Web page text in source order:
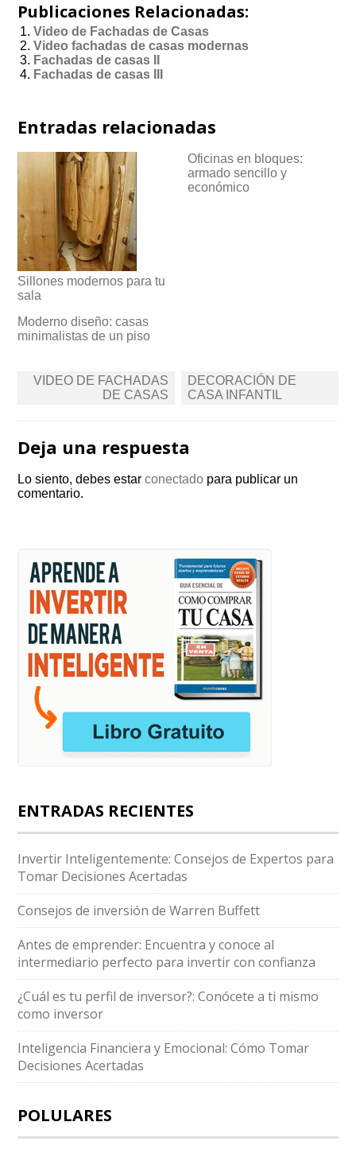
Publicaciones Relacionadas:
Video de Fachadas de Casas
Video fachadas de casas modernas
Fachadas de casas II
Fachadas de casas III
Entradas relacionadas
Sillones modernos para tu
sala
Oficinas en bloques:
armado sencillo y
económico
Moderno diseño: casas
minimalistas de un piso
Navegación
VIDEO DE FACHADAS
DE CASAS
DECORACIÓN DE
CASA INFANTIL
Deja una respuesta
Lo siento, debes estarconectado para publicar un
comentario.
ENTRADAS RECIENTES
Invertir Inteligentemente: Consejos de Expertos para
Tomar Decisiones Acertadas
Consejos de inversión de Warren Buffett
Antes de emprender: Encuentra y conoce al
intermediario perfecto para invertir con confianza
¿Cuál es tu perfil de inversor?: Conócete a ti mismo
como inversor
Inteligencia Financiera y Emocional: Cómo Tomar
Decisiones Acertadas
POLULARES